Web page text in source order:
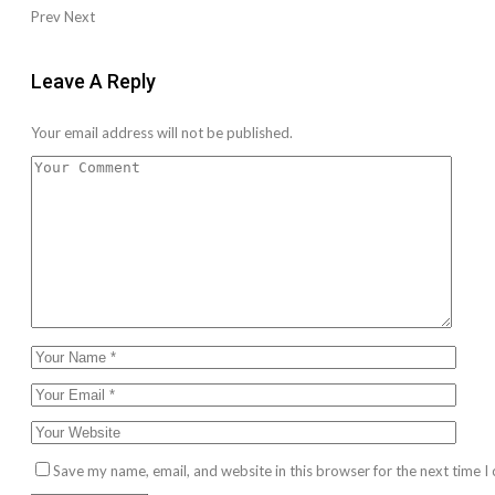
PrevNext
Leave A Reply
Your email address will not be published.
Save my name, email, and website in this browser for the next time I